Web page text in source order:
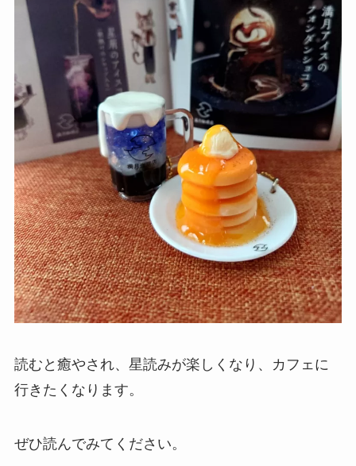
読むと癒やされ、星読みが楽しくなり、カフェに
行きたくなります。
ぜひ読んでみてください。